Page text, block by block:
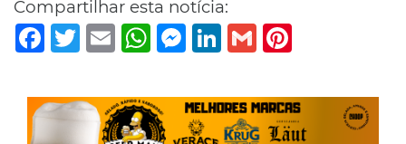
Compartilhar esta notícia:
Facebook
TwitterEmail WhatsAppMessenger
LinkedIn
Gmail